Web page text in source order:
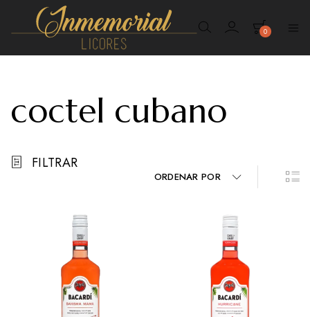
Inmemorial
0
coctel cubano
FILTRAR
ORDENAR POR